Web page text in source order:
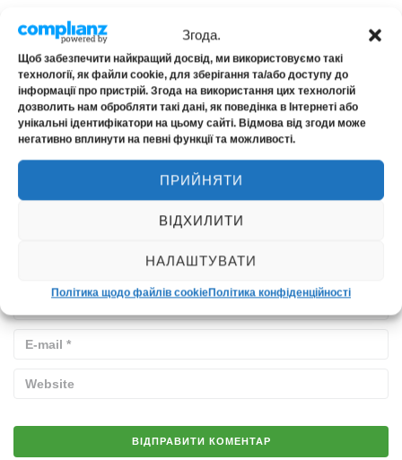
Згода.
Щоб забезпечити найкращий досвід, ми використовуємо такі
технології, як файли cookie, для зберігання та/або доступу до
інформації про пристрій. Згода на використання цих технологій
дозволить нам обробляти такі дані, як поведінка в Інтернеті або
унікальні ідентифікатори на цьому сайті. Відмова від згоди може
негативно вплинути на певні функції та можливості.
ПРИЙНЯТИ
ВІДХИЛИТИ
НАЛАШТУВАТИ
Політика щодо файлів cookieПолітика конфіденційності
Ваша e-mail адреса не оприлюднюватиметься.
Обов’язкові поля позначені*